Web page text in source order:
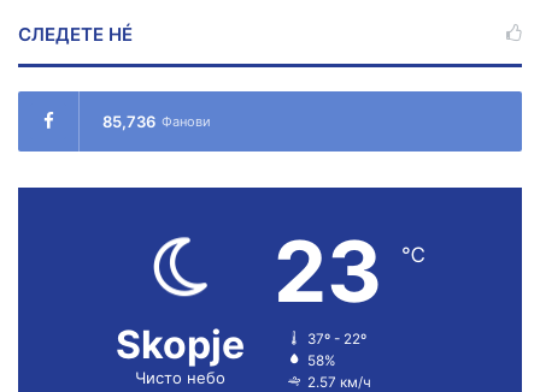
СЛЕДЕТЕ НÉ
85,736 Фанови
Skopje
Чисто небо
23 ℃
37º - 22º
58%
2.57 км/ч